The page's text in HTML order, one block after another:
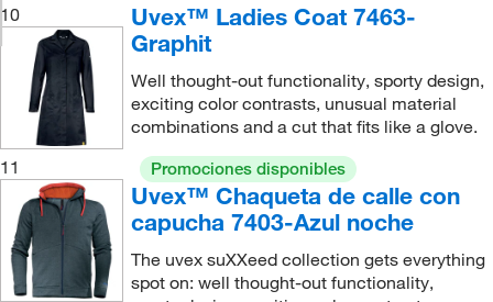
10
Uvex™ Ladies Coat 7463-
Graphit
Well thought-out functionality, sporty design,
exciting color contrasts, unusual material
combinations and a cut that fits like a glove.
11
Promociones disponibles
Uvex™ Chaqueta de calle con
capucha 7403-Azul noche
The uvex suXXeed collection gets everything
spot on: well thought-out functionality,